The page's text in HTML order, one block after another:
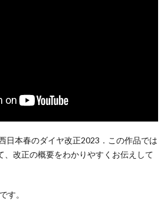
日本春のダイヤ改正2023．この作品では
、改正の概要をわかりやすくお伝えして
す。